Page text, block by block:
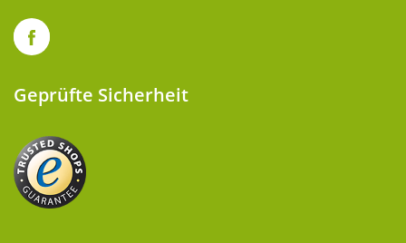
Geprüfte Sicherheit